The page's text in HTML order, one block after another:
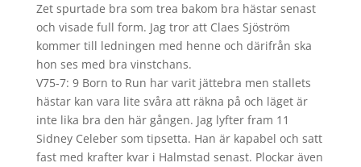
Zet spurtade bra som trea bakom bra hästar senast
och visade full form. Jag tror att Claes Sjöström
kommer till ledningen med henne och därifrån ska
hon ses med bra vinstchans.
V75-7: 9 Born to Run har varit jättebra men stallets
hästar kan vara lite svåra att räkna på och läget är
inte lika bra den här gången. Jag lyfter fram 11
Sidney Celeber som tipsetta. Han är kapabel och satt
fast med krafter kvar i Halmstad senast. Plockar även